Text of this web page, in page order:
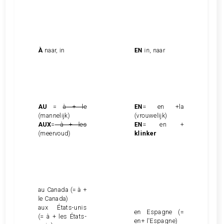
À naar, in EN in, naar
AU =à + le
(mannelijk)
AUX=à + les
(meervoud)
EN = en +la
(vrouwelijk)
EN = en +
klinker
au Canada (= à +
le Canada)
aux États-unis
(= à + les États-
en Espagne (=
en+ l'Espagne)